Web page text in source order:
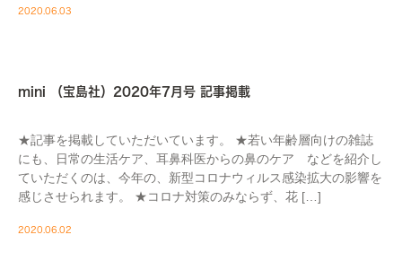
2020.06.03
mini （宝島社）2020年7月号 記事掲載
★記事を掲載していただいています。 ★若い年齢層向けの雑誌
にも、日常の生活ケア、耳鼻科医からの鼻のケア などを紹介し
ていただくのは、今年の、新型コロナウィルス感染拡大の影響を
感じさせられます。 ★コロナ対策のみならず、花 […]
2020.06.02